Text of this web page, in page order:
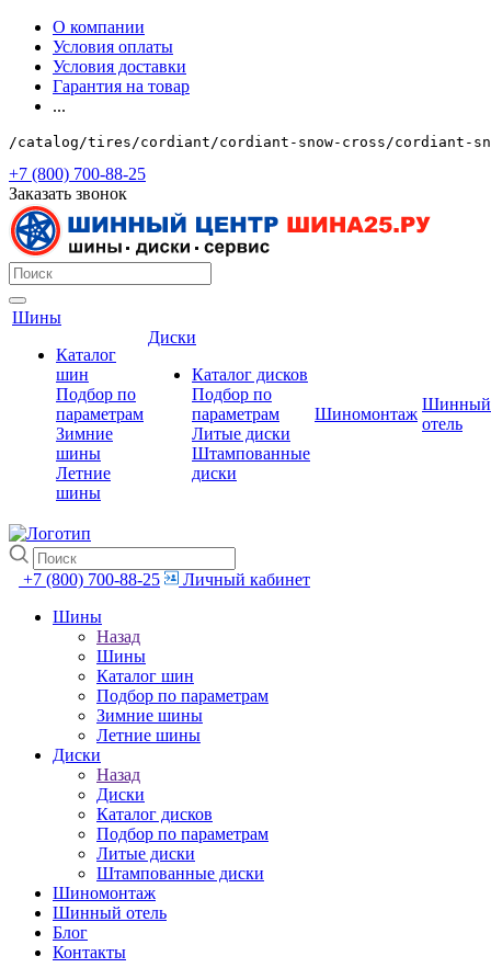
О компании
Условия оплаты
Условия доставки
Гарантия на товар
...
/catalog/tires/cordiant/cordiant-snow-cross/cordiant-
+7 (800) 700-88-25
Заказать звонок
Шины
Каталог
шин
Подбор по
параметрам
Зимние
шины
Летние
шины
Диски
Каталог дисков
Подбор по
параметрам
Литые диски
Штампованные
диски
Шиномонтаж
Шинный
отель
+7 (800) 700-88-25
Личный кабинет
Шины
Назад
Шины
Каталог шин
Подбор по параметрам
Зимние шины
Летние шины
Диски
Назад
Диски
Каталог дисков
Подбор по параметрам
Литые диски
Штампованные диски
Шиномонтаж
Шинный отель
Блог
Контакты